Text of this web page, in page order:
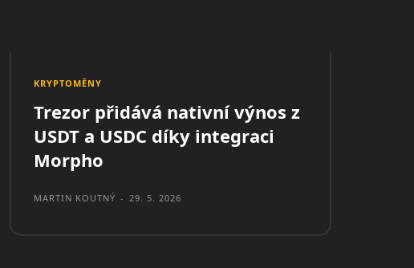
KRYPTOMĚNY
Trezor přidává nativní výnos z
USDT a USDC díky integraci
Morpho
MARTIN KOUTNÝ - 29. 5. 2026